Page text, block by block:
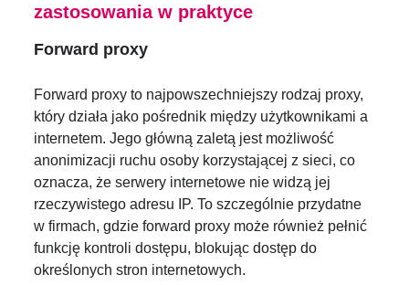
zastosowania w praktyce
Forward proxy
Forward proxy to najpowszechniejszy rodzaj proxy,
który działa jako pośrednik między użytkownikami a
internetem. Jego główną zaletą jest możliwość
anonimizacji ruchu osoby korzystającej z sieci, co
oznacza, że serwery internetowe nie widzą jej
rzeczywistego adresu IP. To szczególnie przydatne
w firmach, gdzie forward proxy może również pełnić
funkcję kontroli dostępu, blokując dostęp do
określonych stron internetowych.